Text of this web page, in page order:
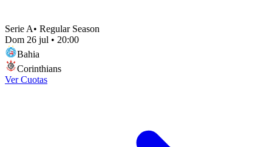
Serie A• Regular Season
Dom 26 jul • 20:00
Bahia
Corinthians
Ver Cuotas